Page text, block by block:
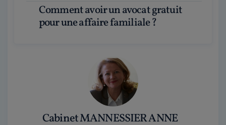
Comment avoir un avocat gratuit
pour une affaire familiale ?
Cabinet MANNESSIER ANNE